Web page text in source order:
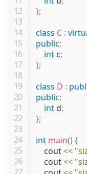
};
class C :
public:
int c;
};
class D :
public:
int d;
};
int main() {
    cout
<<
    cout
<<